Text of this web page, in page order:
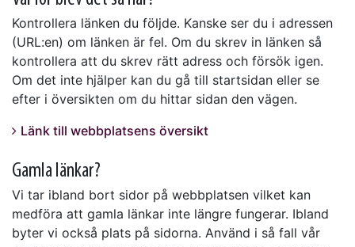
Kontrollera länken du följde. Kanske ser du i adressen
(URL:en) om länken är fel. Om du skrev in länken så
kontrollera att du skrev rätt adress och försök igen.
Om det inte hjälper kan du gå till startsidan eller se
efter i översikten om du hittar sidan den vägen.
Länk till webbplatsens översikt
Gamla länkar?
Vi tar ibland bort sidor på webbplatsen vilket kan
medföra att gamla länkar inte längre fungerar. Ibland
byter vi också plats på sidorna. Använd i så fall vår